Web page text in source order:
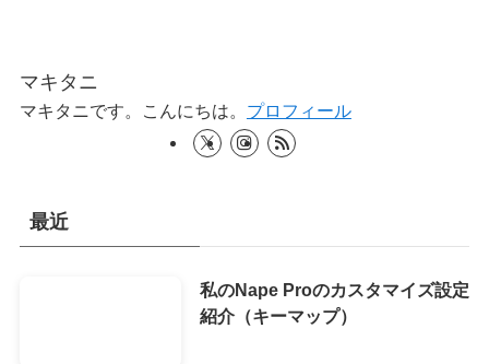
マキタニ
マキタニです。こんにちは。 プロフィール
最近
私のNape Proのカスタマイズ設定
紹介（キーマップ）